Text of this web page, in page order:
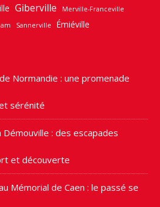
Giberville
Merville-Franceville
Sannerville Émiéville
Normandie : une promenade
sérénité
Démouville : des escapades
et découverte
Mémorial de Caen : le passé se